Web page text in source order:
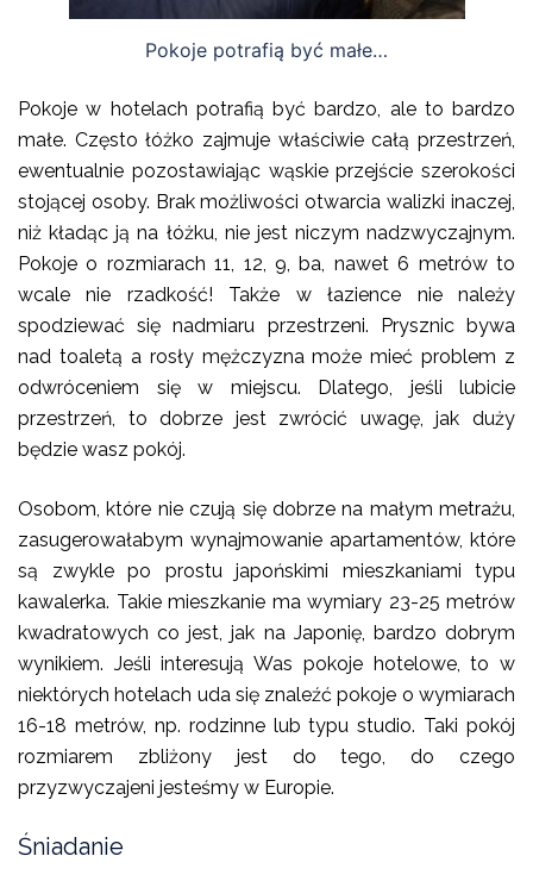
Pokoje potrafią być małe…
Pokoje w hotelach potrafią być bardzo, ale to bardzo
małe. Często łóżko zajmuje właściwie całą przestrzeń,
ewentualnie pozostawiając wąskie przejście szerokości
stojącej osoby. Brak możliwości otwarcia walizki inaczej,
niż kładąc ją na łóżku, nie jest niczym nadzwyczajnym.
Pokoje o rozmiarach 11, 12, 9, ba, nawet 6 metrów to
wcale nie rzadkość! Także w łazience nie należy
spodziewać się nadmiaru przestrzeni. Prysznic bywa
nad toaletą a rosły mężczyzna może mieć problem z
odwróceniem się w miejscu. Dlatego, jeśli lubicie
przestrzeń, to dobrze jest zwrócić uwagę, jak duży
będzie wasz pokój.
Osobom, które nie czują się dobrze na małym metrażu,
zasugerowałabym wynajmowanie apartamentów, które
są zwykle po prostu japońskimi mieszkaniami typu
kawalerka. Takie mieszkanie ma wymiary 23-25 metrów
kwadratowych co jest, jak na Japonię, bardzo dobrym
wynikiem. Jeśli interesują Was pokoje hotelowe, to w
niektórych hotelach uda się znaleźć pokoje o wymiarach
16-18 metrów, np. rodzinne lub typu studio. Taki pokój
rozmiarem zbliżony jest do tego, do czego
przyzwyczajeni jesteśmy w Europie.
Śniadanie